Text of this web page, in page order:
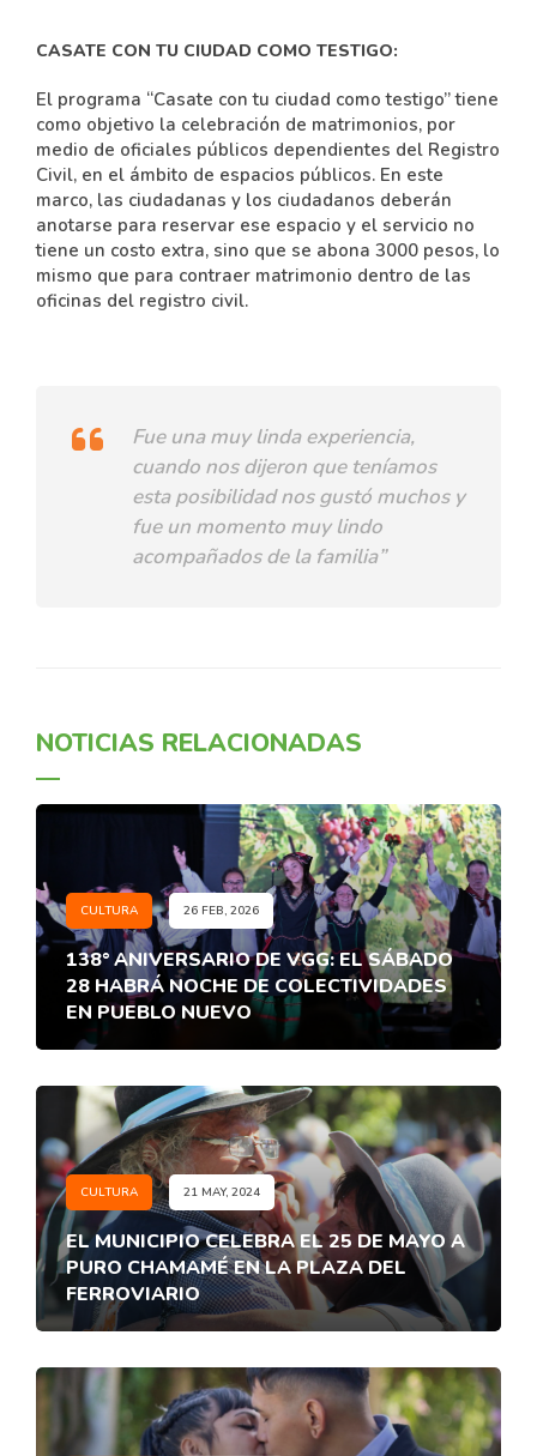
CASATE CON TU CIUDAD COMO TESTIGO:
El programa “Casate con tu ciudad como testigo” tiene
como objetivo la celebración de matrimonios, por
medio de oficiales públicos dependientes del Registro
Civil, en el ámbito de espacios públicos. En este
marco, las ciudadanas y los ciudadanos deberán
anotarse para reservar ese espacio y el servicio no
tiene un costo extra, sino que se abona 3000 pesos, lo
mismo que para contraer matrimonio dentro de las
oficinas del registro civil.
Fue una muy linda experiencia,
cuando nos dijeron que teníamos
esta posibilidad nos gustó muchos y
fue un momento muy lindo
acompañados de la familia”
NOTICIAS RELACIONADAS
CULTURA 26 FEB, 2026
138° ANIVERSARIO DE VGG: EL SÁBADO
28 HABRÁ NOCHE DE COLECTIVIDADES
EN PUEBLO NUEVO
CULTURA 21 MAY, 2024
EL MUNICIPIO CELEBRA EL 25 DE MAYO A
PURO CHAMAMÉ EN LA PLAZA DEL
FERROVIARIO